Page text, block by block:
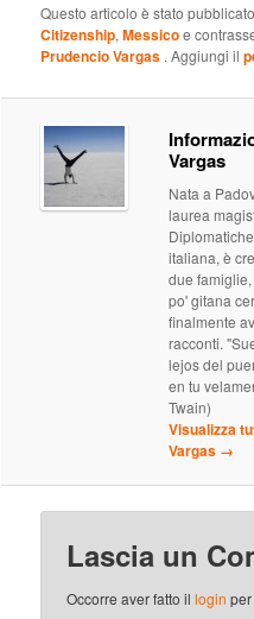
Questo articolo è stato
Citizenship,Messicoe
Prudencio Vargas . Aggiungi il
Vargas
Nata a
laurea
italiana, è
due
po' gitana
finalmente
racconti.
lejos del
en tu
Twain)
Visualizza
Vargas →
Lascia un
Occorre aver fatto illogin